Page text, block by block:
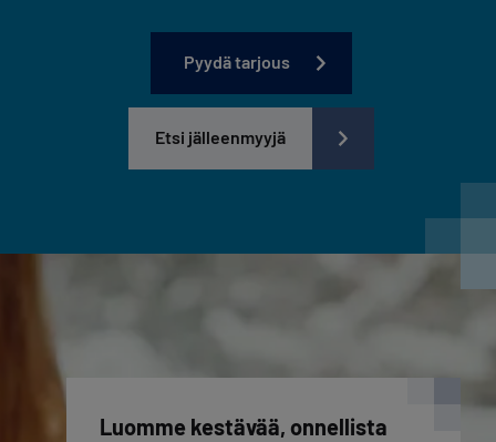
Pyydä tarjous
Etsi jälleenmyyjä
Luomme kestävää, onnellista